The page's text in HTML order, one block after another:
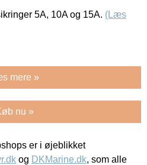
5A, 10A og 15A. (Læs
mere »
nu »
er i øjeblikket
og DKMarine.dk, som alle